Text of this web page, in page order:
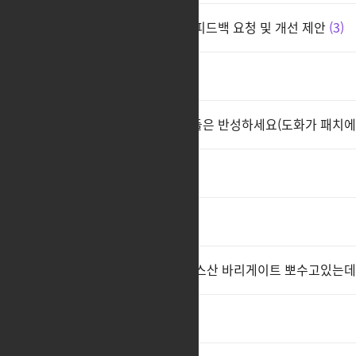
도화가 아크패시브 변경 관련, 피드백 요청 및 개선 제안 3
도화가 밸런스 기획자, 개발자들은 반성하세요(도화가 패치
현시각 카제로스 채널1 자고라스산 바리게이트 뽀수고있는데